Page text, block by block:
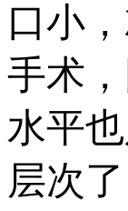
口小
手术
水平
层次